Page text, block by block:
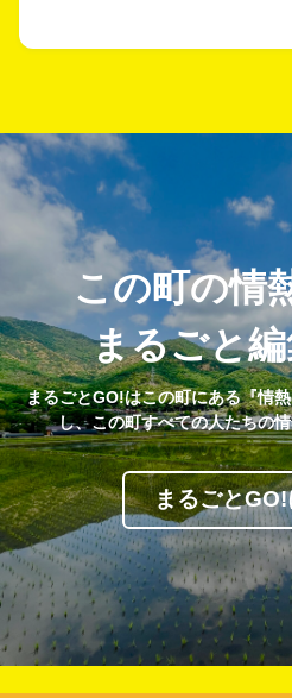
この町の情
まるごと編
まるごとGO!はこの町にある『情
し、この町すべての人たちの
まるごと